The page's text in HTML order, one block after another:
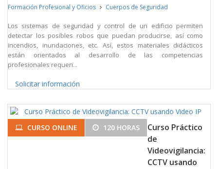
Formación Profesional y Oficios Cuerpos de Seguridad
Los sistemas de seguridad y control de un edificio permiten
detectar los posibles robos que puedan producirse, así como
incendios, inundaciones, etc. Así, estos materiales didácticos
están orientados al desarrollo de las competencias
profesionales requeri...
Solicitar información
CURSO ONLINE 120 HORAS
Curso Práctico
de
Videovigilancia:
CCTV usando